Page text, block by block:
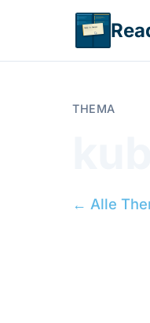
Direkt zum Inhalt
THEMA
← Alle